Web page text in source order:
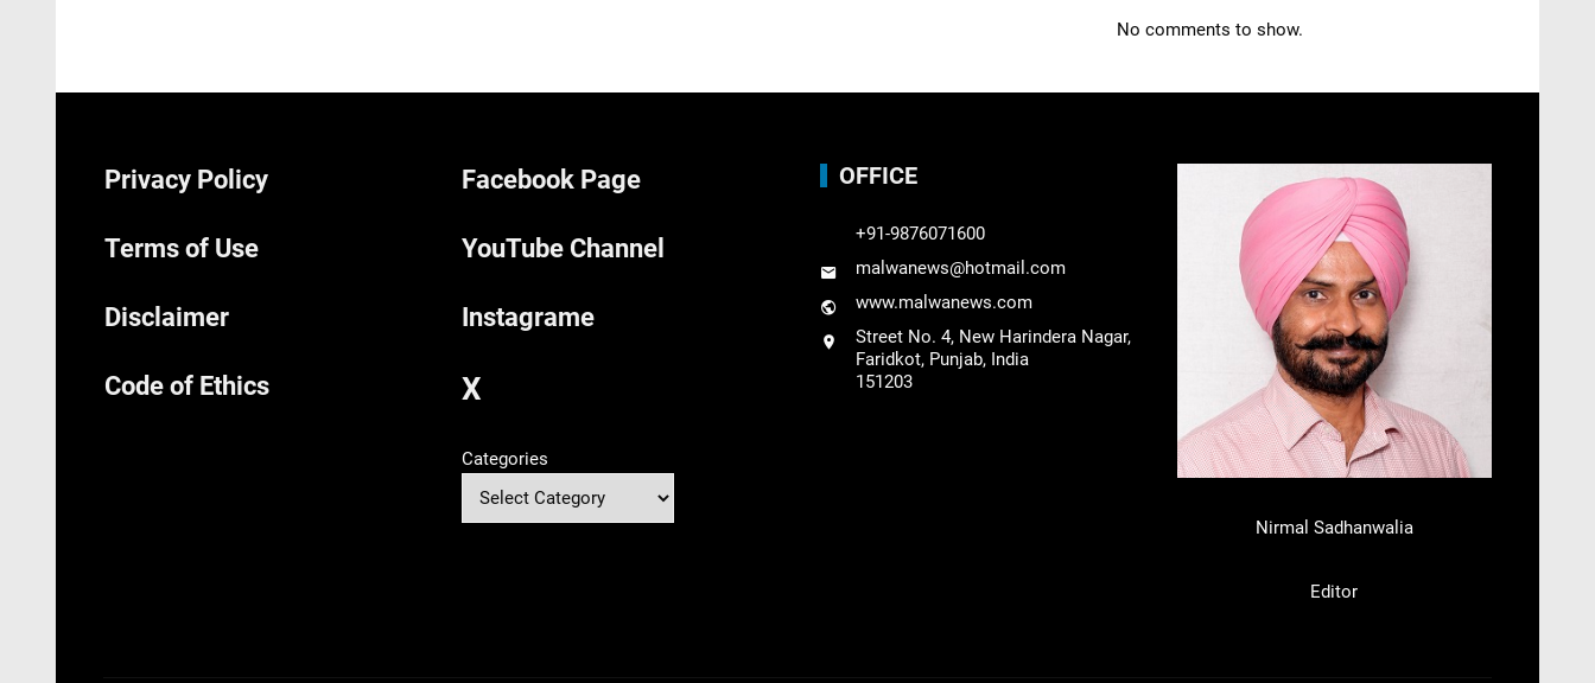
No comments to show.
Privacy Policy
Terms of Use
Disclaimer
Code of Ethics
Facebook Page
YouTube Channel
Instagrame
X
Categories
OFFICE
+91-9876071600
malwanews@hotmail.com
www.malwanews.com
Street No. 4, New Harindera Nagar,
Faridkot, Punjab, India
151203
Nirmal Sadhanwalia
Editor